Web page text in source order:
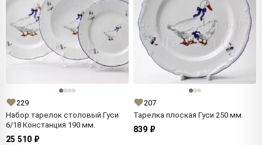
229
Набор тарелок столовый Гуси
6/18 Констанция 190 мм.
25 510 ₽
207
Тарелка плоская Гуси 250 мм.
839 ₽